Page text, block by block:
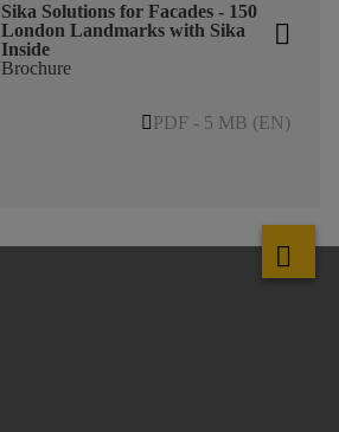
Sika Solutions for Facades - 150
London Landmarks with Sika
Inside
Brochure
PDF - 5 MB (EN)